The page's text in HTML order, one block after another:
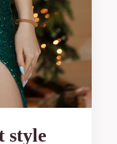
style